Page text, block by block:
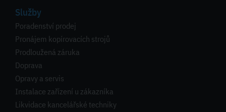
Služby
Poradenství prodej
Pronájem kopírovacích strojů
Prodloužená záruka
Doprava
Opravy a servis
Instalace zařízení u zákazníka
Likvidace kancelářské techniky